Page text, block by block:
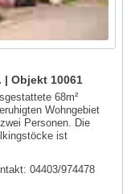
| Objekt 10061
68m²
Wohngebiet
Personen. Die
ist
04403/974478